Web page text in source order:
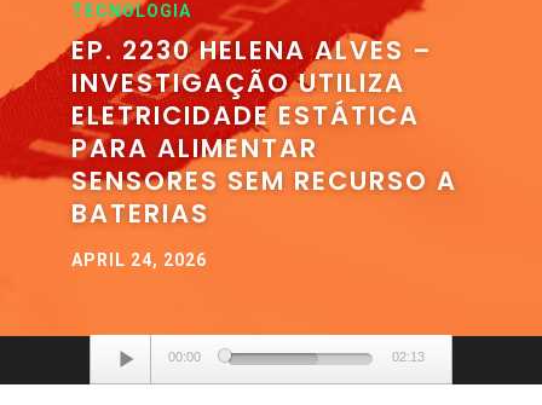
TECNOLOGIA
EP. 2230 HELENA ALVES –
INVESTIGAÇÃO UTILIZA
ELETRICIDADE ESTÁTICA
PARA ALIMENTAR
SENSORES SEM RECURSO A
BATERIAS
APRIL 24, 2026
Audio
Player
00:00 02:13